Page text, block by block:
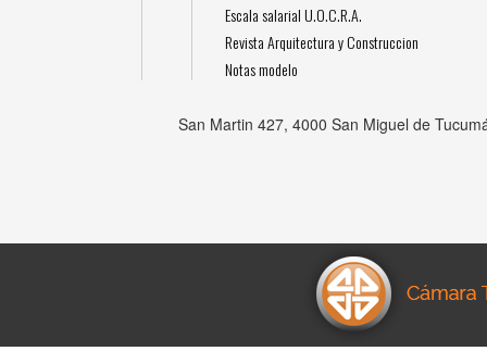
Escala salarial U.O.C.R.A.
Revista Arquitectura y Construccion
Notas modelo
San Martin 427, 4000 San Miguel de